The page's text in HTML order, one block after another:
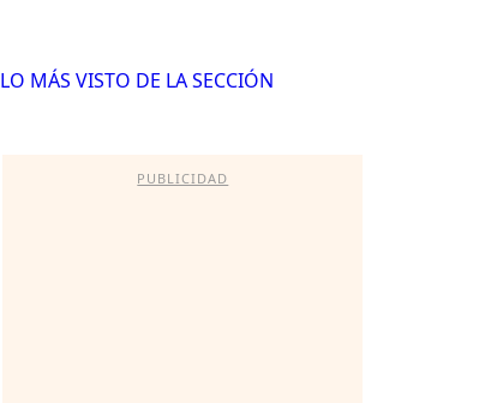
LO MÁS VISTO DE LA SECCIÓN
PUBLICIDAD